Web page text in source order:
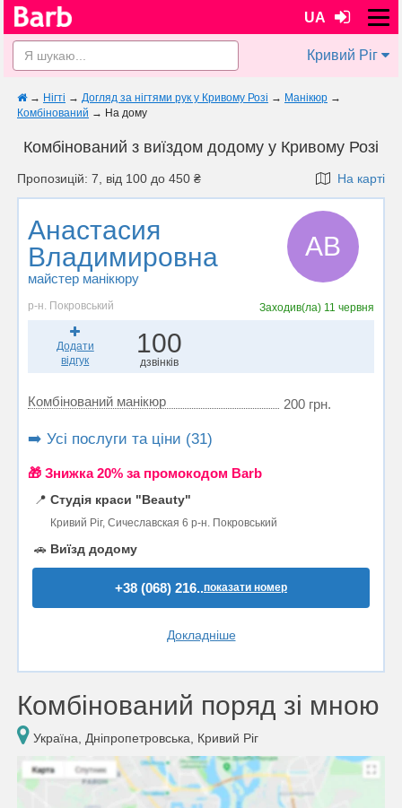
UA
Кривий Ріг
→ Нігті → Догляд за нігтями рук у Кривому Розі → Манікюр →
Комбінований → На дому
Комбінований з виїздом додому у Кривому Розі
Пропозицій: 7, від 100 до 450 ₴ На карті
Анастасия
Владимировна
майстер манікюру
АВ
р-н. Покровський Заходив(ла) 11 червня
Додати
відгук
100
дзвінків
Комбінований манікюр 200 грн.
➡️ Усі послуги та ціни (31)
🎁 Знижка 20% за промокодом Barb
📍 Студія краси "Beauty"
Кривий Ріг, Сичеславская 6 р-н. Покровський
🚗 Виїзд додому
+38 (068) 216..показати номер
Докладніше
Комбінований поряд зі мною
Україна, Дніпропетровська, Кривий Ріг